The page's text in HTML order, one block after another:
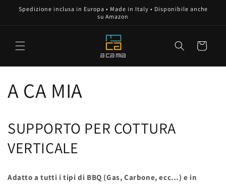
direttamente
Spedizione inclusa in Europa • Made in Italy • Disponibile anche
su Amazon
Carrello
A CA MIA
SUPPORTO PER COTTURA
VERTICALE
Adatto a tutti i tipi di BBQ (Gas, Carbone, ecc…) e in